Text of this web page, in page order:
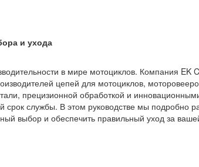
и ухода
в мире мотоциклов. Компания EK
цепей для мотоциклов,
прецизионной обработкой и
службы. В этом руководстве мы подробно
выбор и обеспечить правильный уход за